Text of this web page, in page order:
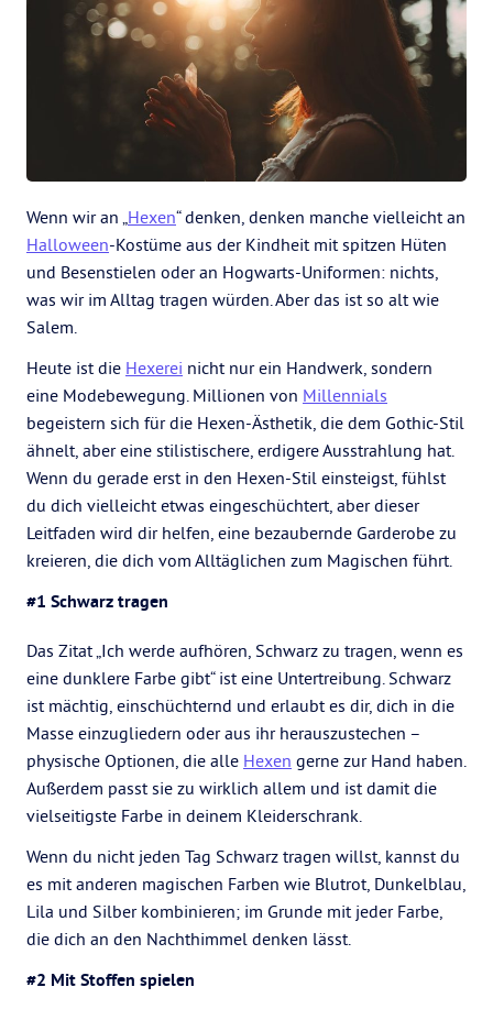
Wenn wir an „Hexen“ denken, denken manche vielleicht an
Halloween-Kostüme aus der Kindheit mit spitzen Hüten
und Besenstielen oder an Hogwarts-Uniformen: nichts,
was wir im Alltag tragen würden. Aber das ist so alt wie
Salem.
Heute ist die Hexerei nicht nur ein Handwerk, sondern
eine Modebewegung. Millionen von Millennials
begeistern sich für die Hexen-Ästhetik, die dem Gothic-Stil
ähnelt, aber eine stilistischere, erdigere Ausstrahlung hat.
Wenn du gerade erst in den Hexen-Stil einsteigst, fühlst
du dich vielleicht etwas eingeschüchtert, aber dieser
Leitfaden wird dir helfen, eine bezaubernde Garderobe zu
kreieren, die dich vom Alltäglichen zum Magischen führt.
#1 Schwarz tragen
Das Zitat „Ich werde aufhören, Schwarz zu tragen, wenn es
eine dunklere Farbe gibt“ ist eine Untertreibung. Schwarz
ist mächtig, einschüchternd und erlaubt es dir, dich in die
Masse einzugliedern oder aus ihr herauszustechen –
physische Optionen, die alle Hexen gerne zur Hand haben.
Außerdem passt sie zu wirklich allem und ist damit die
vielseitigste Farbe in deinem Kleiderschrank.
Wenn du nicht jeden Tag Schwarz tragen willst, kannst du
es mit anderen magischen Farben wie Blutrot, Dunkelblau,
Lila und Silber kombinieren; im Grunde mit jeder Farbe,
die dich an den Nachthimmel denken lässt.
#2 Mit Stoffen spielen